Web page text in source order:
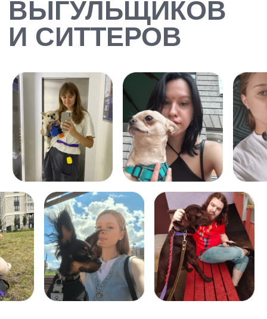
ЗАКАЗАТЬ